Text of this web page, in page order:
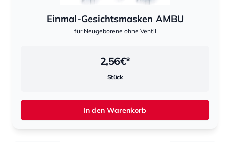
Einmal-Gesichtsmasken AMBU
für Neugeborene ohne Ventil
2,56€*
Stück
In den Warenkorb